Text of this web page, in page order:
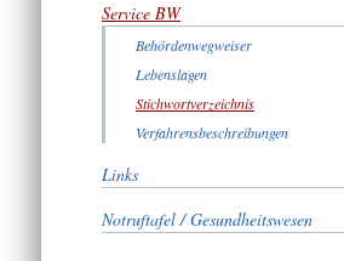
Service BW
Behördenwegweiser
Lebenslagen
Stichwortverzeichnis
Verfahrensbeschreibungen
Links
Notruftafel / Gesundheitswesen